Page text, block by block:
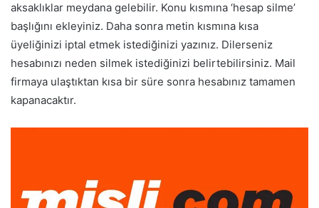
aksaklıklar meydana gelebilir. Konu kısmına ‘hesap silme’
başlığını ekleyiniz. Daha sonra metin kısmına kısa
üyeliğinizi iptal etmek istediğinizi yazınız. Dilerseniz
hesabınızı neden silmek istediğinizi belirtebilirsiniz. Mail
firmaya ulaştıktan kısa bir süre sonra hesabınız tamamen
kapanacaktır.